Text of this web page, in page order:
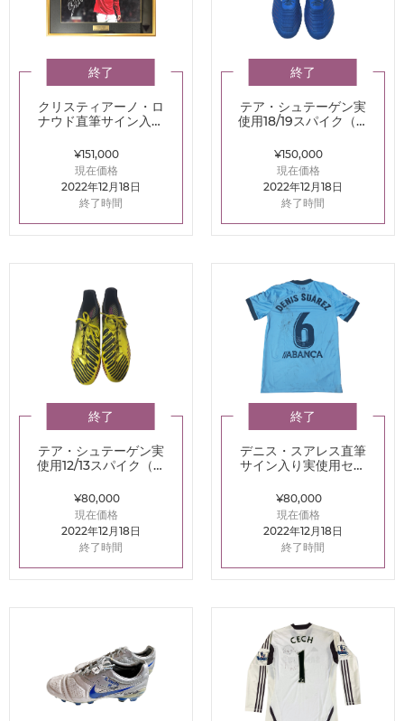
終了
クリスティアーノ・ロ
ナウド直筆サイン入り
マンチェスター・U
¥151,000
現在価格
2022年12月18日
終了時間
終了
テア・シュテーゲン実
使用18/19スパイク（ア
19.1）
¥150,000
現在価格
2022年12月18日
終了時間
終了
テア・シュテーゲン実
使用12/13スパイク（ア
ーサルゾーン）
¥80,000
現在価格
2022年12月18日
終了時間
終了
デニス・スアレス直筆
サイン入り実使用セル
ーム
¥80,000
現在価格
2022年12月18日
終了時間